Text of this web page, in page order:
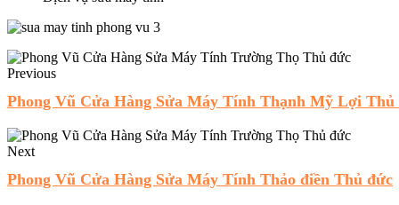
Previous
Phong Vũ Cửa Hàng Sửa Máy Tính Thạnh Mỹ Lợi Thủ
Next
Phong Vũ Cửa Hàng Sửa Máy Tính Thảo điền Thủ đức